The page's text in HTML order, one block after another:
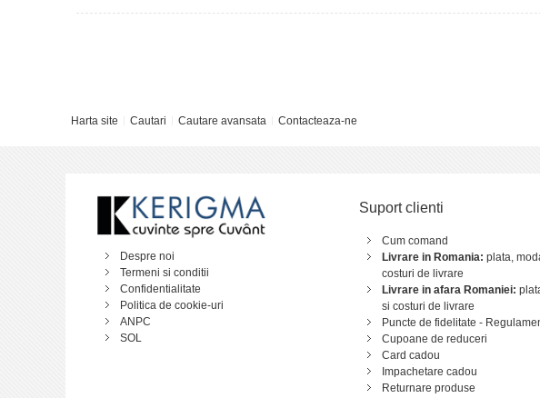
Harta site Cautari Cautare avansata Contacteaza-ne
Despre noi
Termeni si conditii
Confidentialitate
Politica de cookie-uri
ANPC
SOL
Suport clienti
Cum comand
Livrare in Romania: plata,
costuri de livrare
Livrare in afara Romaniei:
si costuri de livrare
Puncte de fidelitate -
Cupoane de reduceri
Card cadou
Impachetare cadou
Returnare produse